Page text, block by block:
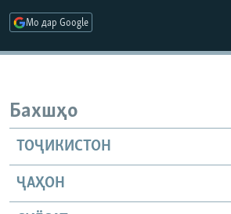
Мо дар Google
Бахшҳо
ТОҶИКИСТОН
ҶАҲОН